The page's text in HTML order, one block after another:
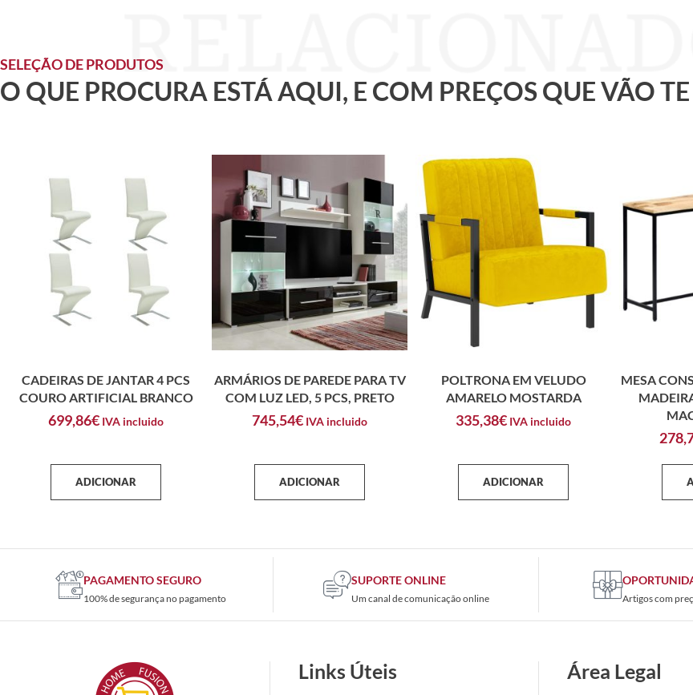
SELEÇÃO DE PRODUTOS
O QUE PROCURA ESTÁ AQUI, E COM PREÇOS QUE VÃO
CADEIRAS DE JANTAR 4 PCS
COURO ARTIFICIAL BRANCO
699,86€ IVA incluido
ADICIONAR
ARMÁRIOS DE PAREDE PARA TV
COM LUZ LED, 5 PCS, PRETO
745,54€ IVA incluido
ADICIONAR
POLTRONA EM VELUDO
AMARELO MOSTARDA
335,38€ IVA incluido
ADICIONAR
MESA
PAGAMENTO SEGURO
100% de segurança no pagamento
SUPORTE ONLINE
Um canal de comunicação online Artigos com
Links Úteis Área Legal